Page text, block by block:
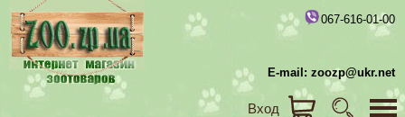
067-616-01-00
E-mail: zoozp@ukr.net
Вход